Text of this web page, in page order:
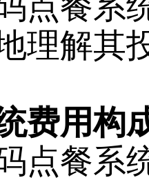
理解其
费用构
点餐系